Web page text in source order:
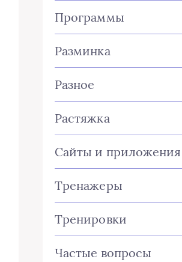
Программы
Разминка
Разное
Растяжка
Сайты и приложения
Тренажеры
Тренировки
Частые вопросы